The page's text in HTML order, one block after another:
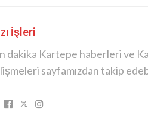
İşleri
dakika Kartepe haberleri ve
sayfamızdan takip